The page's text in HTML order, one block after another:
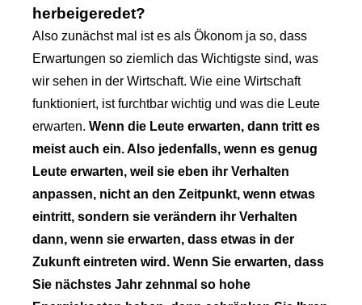
herbeigeredet?
Also zunächst mal ist es als Ökonom ja so, dass
Erwartungen so ziemlich das Wichtigste sind, was
wir sehen in der Wirtschaft. Wie eine Wirtschaft
funktioniert, ist furchtbar wichtig und was die Leute
erwarten. Wenn die Leute erwarten, dann tritt es
meist auch ein. Also jedenfalls, wenn es genug
Leute erwarten, weil sie eben ihr Verhalten
anpassen, nicht an den Zeitpunkt, wenn etwas
eintritt, sondern sie verändern ihr Verhalten
dann, wenn sie erwarten, dass etwas in der
Zukunft eintreten wird. Wenn Sie erwarten, dass
Sie nächstes Jahr zehnmal so hohe